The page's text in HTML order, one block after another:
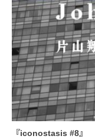
『iconostasis #8』